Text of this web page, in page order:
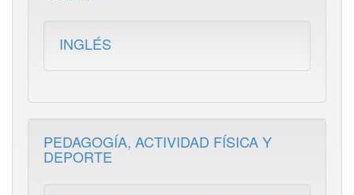
INGLÉS
PEDAGOGÍA, ACTIVIDAD FÍSICA Y
DEPORTE